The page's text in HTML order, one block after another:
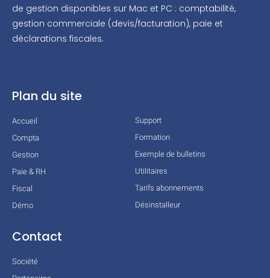
de gestion disponibles sur Mac et PC : comptabilité,
gestion commerciale (devis/facturation), paie et
déclarations fiscales.
Plan du site
Accueil
Compta
Gestion
Paie & RH
Fiscal
Démo
Support
Formation
Exemple de bulletins
Utilitaires
Tarifs abonnements
Désinstalleur
Contact
Société